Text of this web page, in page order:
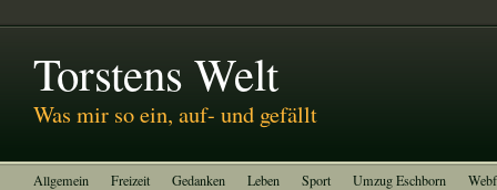
Torstens Welt
Was mir so ein, auf- und gefällt
Allgemein Freizeit Gedanken Leben Sport Umzug Eschborn